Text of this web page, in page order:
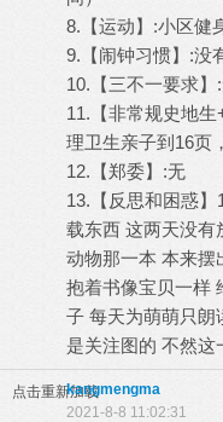
8.【运动】:小区健
9.【闹钟习惯】:没
10.【三不一要求】
11.【非常规史地
理卫生亲子到16页
12.【郑委】:无
13.【反思和困惑
载东西 这两天没有
动物那一本 本来摆
抱着书像宝贝一样
子 每天为萌萌只朗
是关注图的 不然
点击重新加载kangmengma
2021-8-8 11:02:31